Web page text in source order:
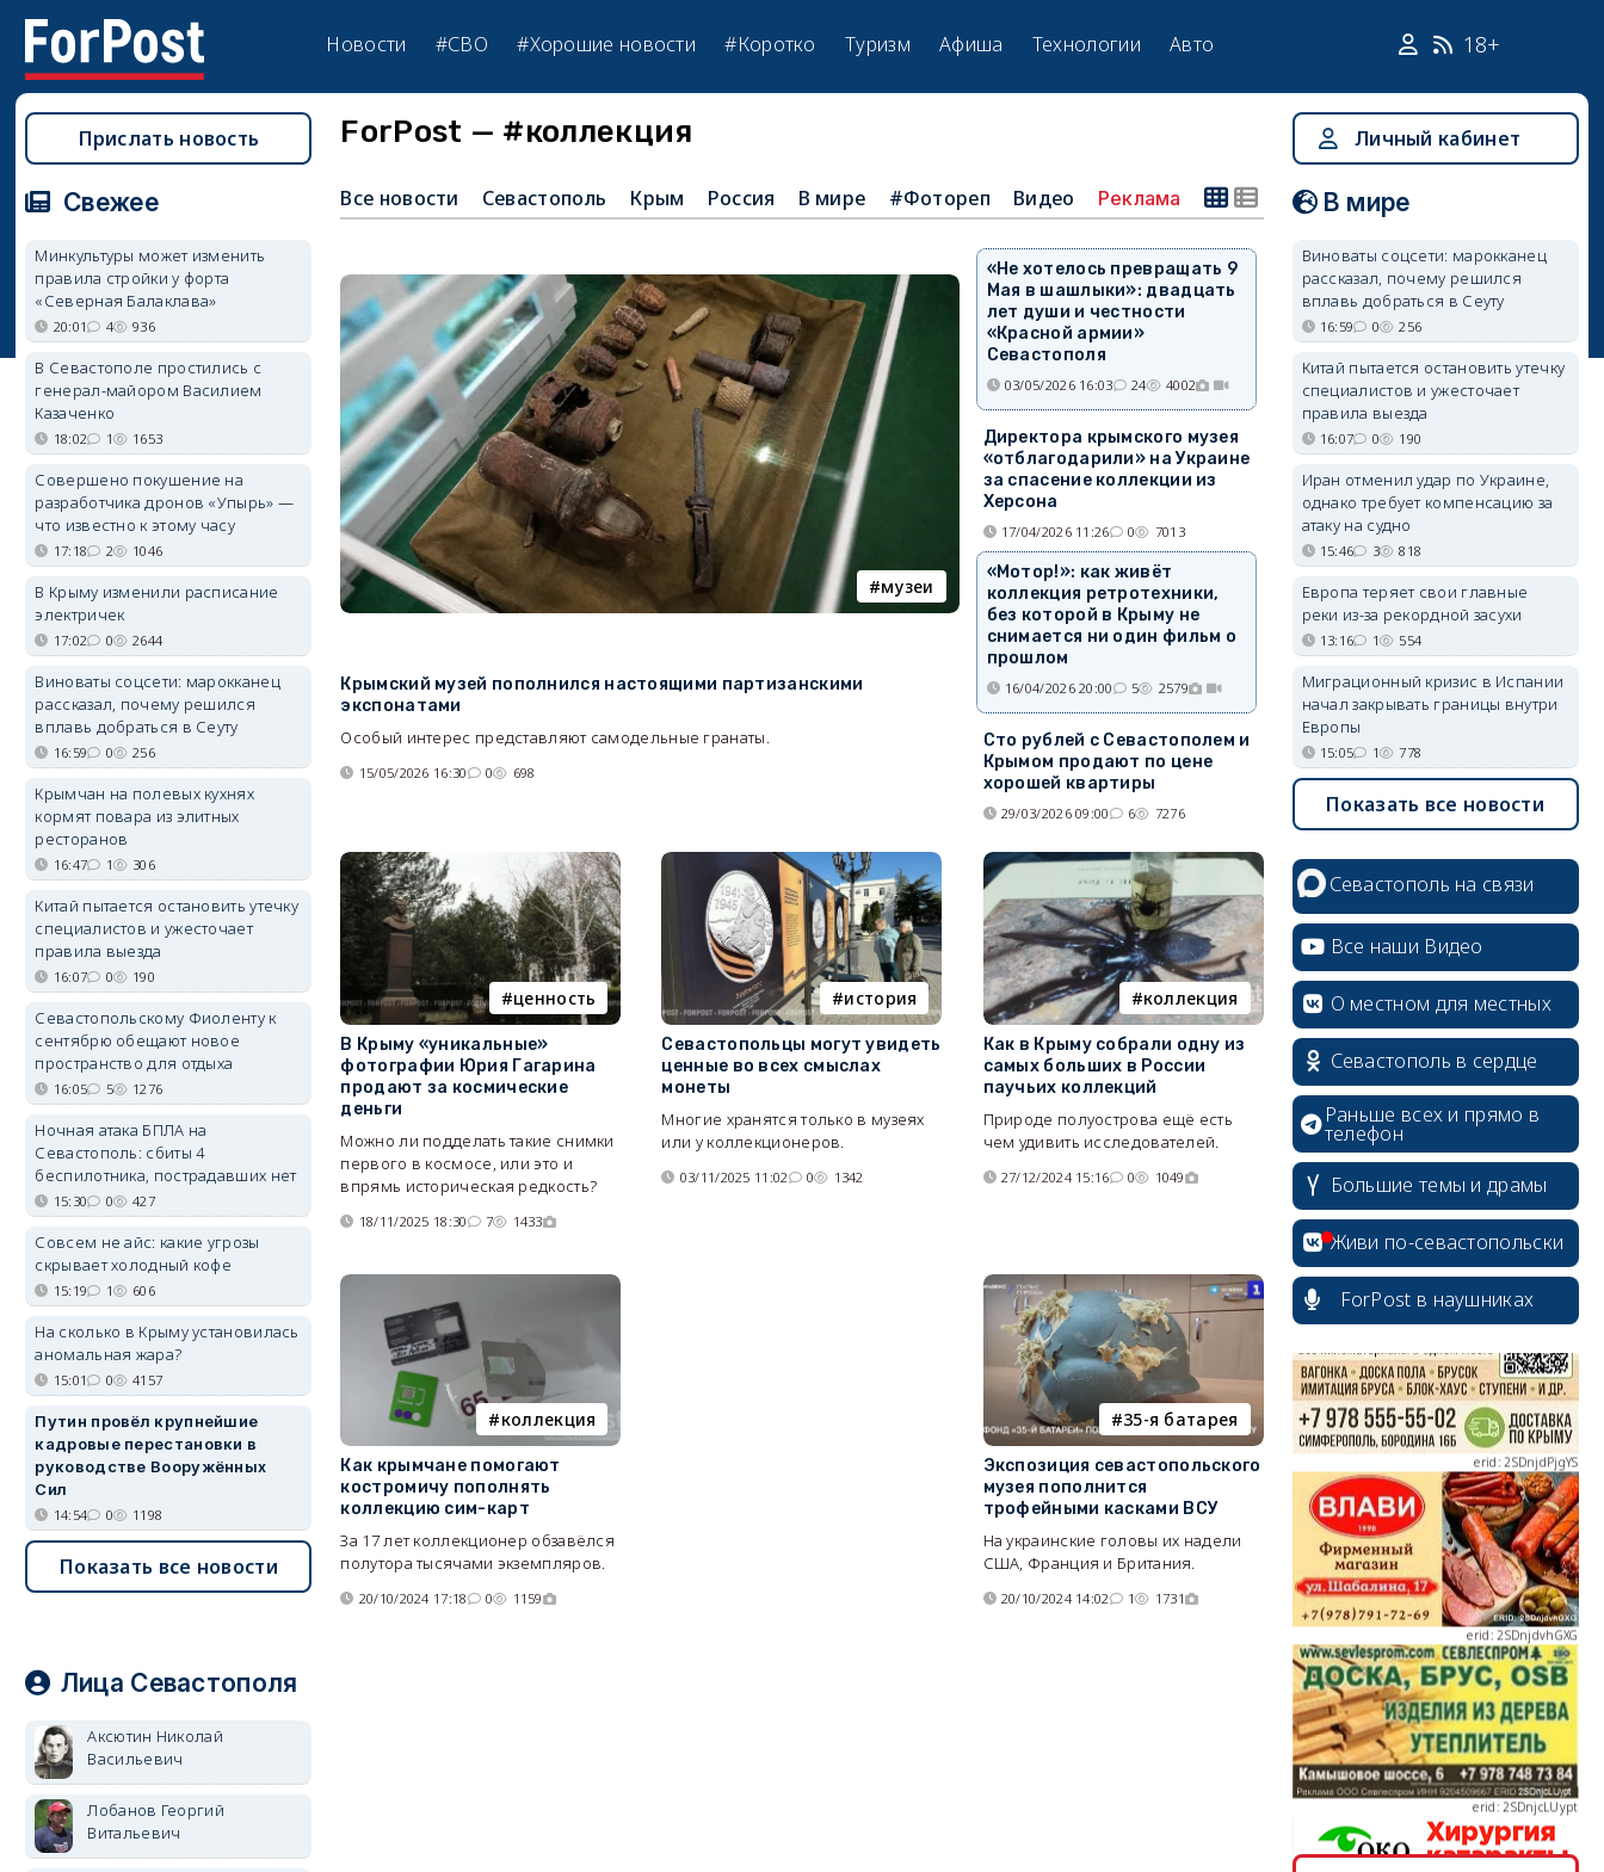
Новости #СВО #Хорошие новости #Коротко Туризм Афиша Технологии Авто 18+
ForPost — #коллекция
Все новости Севастополь Крым Россия В мире #Фотореп Видео Реклама
музеи
Крымский музей пополнился настоящими партизанскими
экспонатами
Особый интерес представляют самодельные гранаты.
15/05/2026 16:30 0 698
«Не хотелось превращать 9
Мая в шашлыки»: двадцать
лет души и честности
«Красной армии»
Севастополя
03/05/2026 16:03 24 4002
Директора крымского музея
«отблагодарили» на Украине
за спасение коллекции из
Херсона
17/04/2026 11:26 0 7013
«Мотор!»: как живёт
коллекция ретротехники,
без которой в Крыму не
снимается ни один фильм о
прошлом
16/04/2026 20:00 5 2579
Сто рублей с Севастополем и
Крымом продают по цене
хорошей квартиры
29/03/2026 09:00 6 7276
ценность
В Крыму «уникальные»
фотографии Юрия Гагарина
продают за космические
деньги
Можно ли подделать такие снимки
первого в космосе, или это и
впрямь историческая редкость?
18/11/2025 18:30 7 1433
история
Севастопольцы могут увидеть
ценные во всех смыслах
монеты
Многие хранятся только в музеях
или у коллекционеров.
03/11/2025 11:02 0 1342
коллекция
Как в Крыму собрали одну из
самых больших в России
паучьих коллекций
Природе полуострова ещё есть
чем удивить исследователей.
27/12/2024 15:16 0 1049
коллекция
Как крымчане помогают
костромичу пополнять
коллекцию сим-карт
За 17 лет коллекционер обзавёлся
полутора тысячами экземпляров.
20/10/2024 17:18 0 1159
35-я батарея
Экспозиция севастопольского
музея пополнится
трофейными касками ВСУ
На украинские головы их надели
США, Франция и Британия.
20/10/2024 14:02 1 1731
Прислать новость
Свежее
Минкультуры может изменить
правила стройки у форта
«Северная Балаклава»
20:01 4 936
В Севастополе простились с
генерал-майором Василием
Казаченко
18:02 1 1653
Совершено покушение на
разработчика дронов «Упырь» —
что известно к этому часу
17:18 2 1046
В Крыму изменили расписание
электричек
17:02 0 2644
Виноваты соцсети: марокканец
рассказал, почему решился
вплавь добраться в Сеуту
16:59 0 256
Крымчан на полевых кухнях
кормят повара из элитных
ресторанов
16:47 1 306
Китай пытается остановить утечку
специалистов и ужесточает
правила выезда
16:07 0 190
Севастопольскому Фиоленту к
сентябрю обещают новое
пространство для отдыха
16:05 5 1276
Ночная атака БПЛА на
Севастополь: сбиты 4
беспилотника, пострадавших нет
15:30 0 427
Совсем не айс: какие угрозы
скрывает холодный кофе
15:19 1 606
На сколько в Крыму установилась
аномальная жара?
15:01 0 4157
Путин провёл крупнейшие
кадровые перестановки в
руководстве Вооружённых
Сил
14:54 0 1198
Показать все новости
Лица Севастополя
Аксютин Николай
Васильевич
Лобанов Георгий
Витальевич
Личный кабинет
В мире
Виноваты соцсети: марокканец
рассказал, почему решился
вплавь добраться в Сеуту
16:59 0 256
Китай пытается остановить утечку
специалистов и ужесточает
правила выезда
16:07 0 190
Иран отменил удар по Украине,
однако требует компенсацию за
атаку на судно
15:46 3 818
Европа теряет свои главные
реки из-за рекордной засухи
13:16 1 554
Миграционный кризис в Испании
начал закрывать границы внутри
Европы
15:05 1 778
Показать все новости
Севастополь на связи
Все наши Видео
О местном для местных
Севастополь в сердце
Раньше всех и прямо в
телефон
Большие темы и драмы
Живи по-севастопольски
ForPost в наушниках
erid: 2SDnjcrDNw6
erid: 2SDnjdPjgYS
erid: 2SDnjdvhGXG
erid: 2SDnjcLUypt